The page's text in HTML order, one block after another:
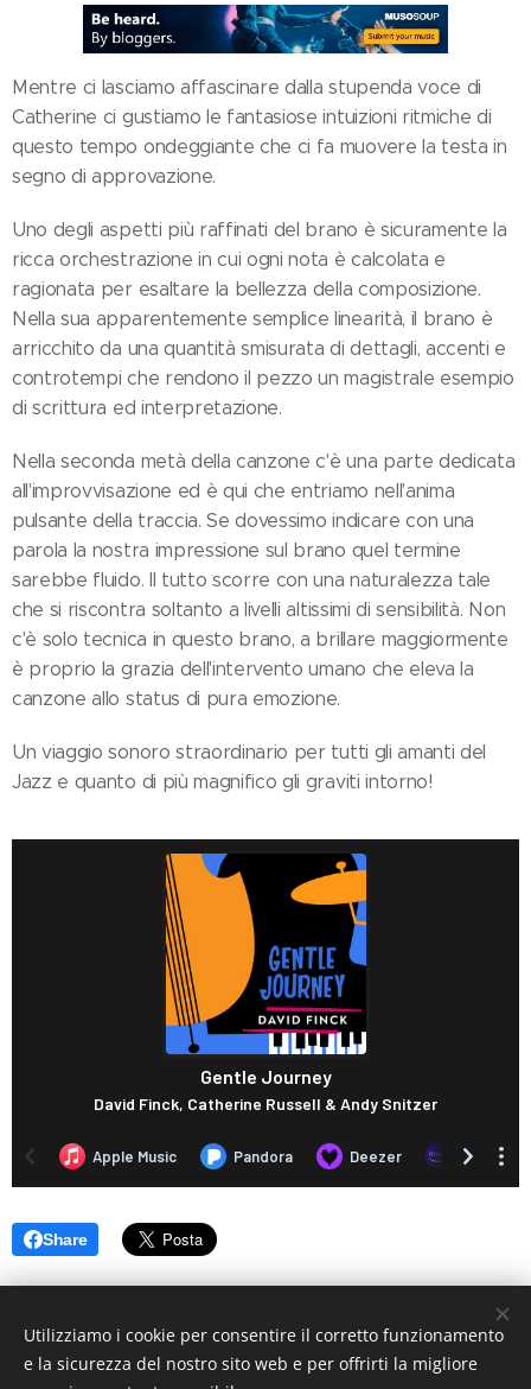
Mentre ci lasciamo affascinare dalla stupenda voce di
Catherine ci gustiamo le fantasiose intuizioni ritmiche di
questo tempo ondeggiante che ci fa muovere la testa in
segno di approvazione.
Uno degli aspetti più raffinati del brano è sicuramente la
ricca orchestrazione in cui ogni nota è calcolata e
ragionata per esaltare la bellezza della composizione.
Nella sua apparentemente semplice linearità, il brano è
arricchito da una quantità smisurata di dettagli, accenti e
controtempi che rendono il pezzo un magistrale esempio
di scrittura ed interpretazione.
Nella seconda metà della canzone c'è una parte dedicata
all'improvvisazione ed è qui che entriamo nell'anima
pulsante della traccia. Se dovessimo indicare con una
parola la nostra impressione sul brano quel termine
sarebbe fluido. Il tutto scorre con una naturalezza tale
che si riscontra soltanto a livelli altissimi di sensibilità. Non
c'è solo tecnica in questo brano, a brillare maggiormente
è proprio la grazia dell'intervento umano che eleva la
canzone allo status di pura emozione.
Un viaggio sonoro straordinario per tutti gli amanti del
Jazz e quanto di più magnifico gli graviti intorno!
Share
Utilizziamo i cookie per consentire il corretto funzionamento
e la sicurezza del nostro sito web e per offrirti la migliore